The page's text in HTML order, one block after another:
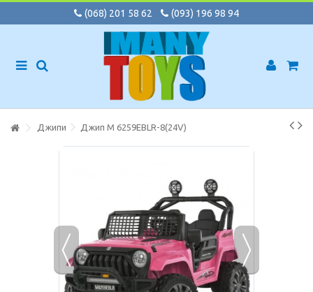
(068) 201 58 62 (093) 196 98 94
Джипи Джип M 6259EBLR-8(24V)